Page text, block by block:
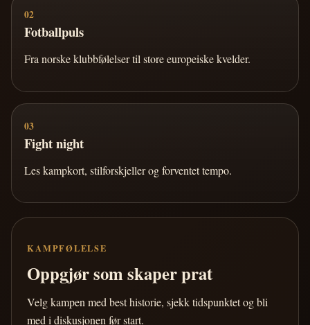
02
Fotballpuls
Fra norske klubbfølelser til store europeiske kvelder.
03
Fight night
Les kampkort, stilforskjeller og forventet tempo.
KAMPFØLELSE
Oppgjør som skaper prat
Velg kampen med best historie, sjekk tidspunktet og bli
med i diskusjonen før start.